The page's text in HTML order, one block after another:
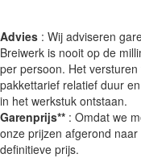
Advies : Wij adviseren
Breiwerk is nooit op de
per persoon. Het
pakkettarief relatief duur
in het werkstuk ontstaan.
Garenprijs** : Omdat we
onze prijzen afgerond
definitieve prijs.